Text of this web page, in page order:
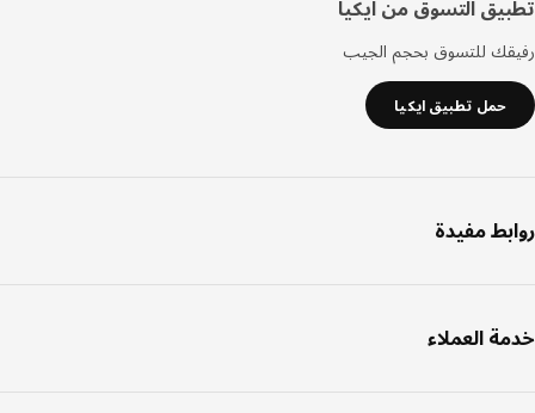
تطبيق التسوق من ايكيا
رفيقك للتسوق بحجم الجيب
حمل تطبيق ايكيا
روابط مفيدة
خدمة العملاء